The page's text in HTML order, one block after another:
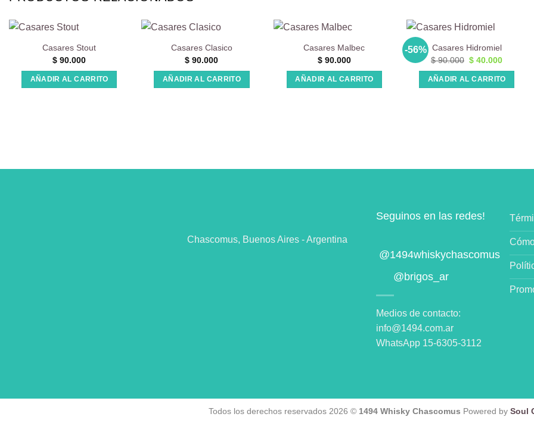
Casares Stout
$ 90.000
AÑADIR AL CARRITO
Casares Clasico
$ 90.000
AÑADIR AL CARRITO
Casares Malbec
$90.000
AÑADIR AL CARRITO
-56% Casares Hidromiel
$90.000 El
original
era:
$ 40.000El
actual
es:
AÑADIR AL CARRITO
Chascomus, Buenos Aires - Argentina
Seguinos en las redes!
@1494whiskychascomus
@brigos_ar
Medios de contacto:
info@1494.com.ar
WhatsApp 15-6305-3112
Todos los derechos reservados 2026 © 1494 Whisky Chascomus Powered by Soul